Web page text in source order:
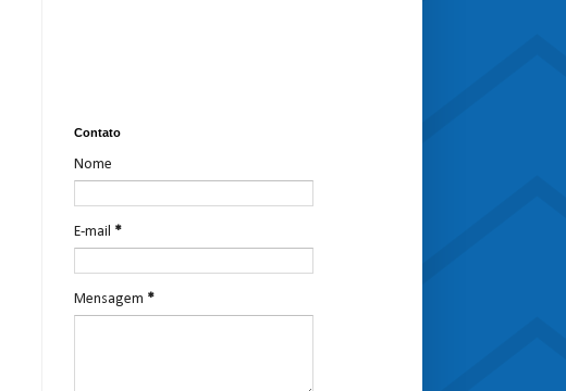
Contato
Nome
E-mail *
Mensagem *